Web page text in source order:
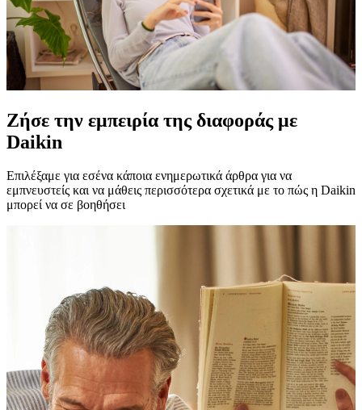
Ζήσε την εμπειρία της διαφοράς με
Daikin
Επιλέξαμε για εσένα κάποια ενημερωτικά άρθρα για να
εμπνευστείς και να μάθεις περισσότερα σχετικά με το πώς η Daikin
μπορεί να σε βοηθήσει